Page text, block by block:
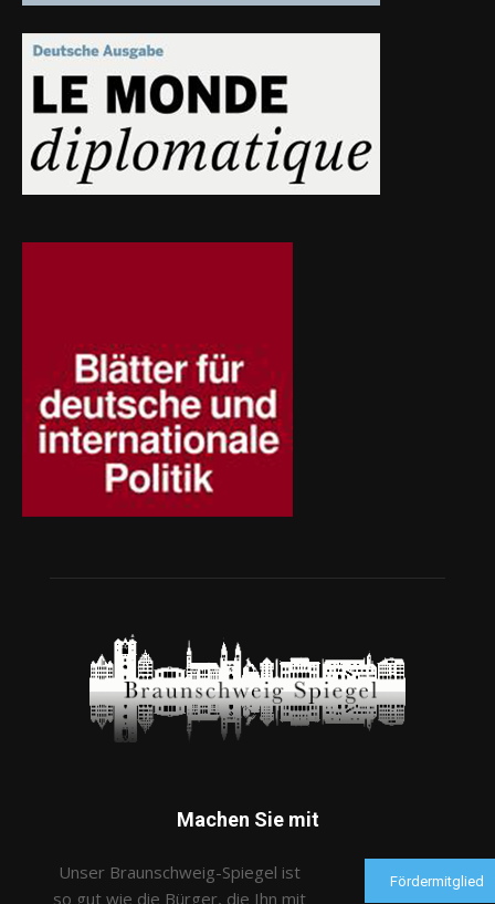
Machen Sie mit
Unser Braunschweig-Spiegel ist
so gut wie die Bürger, die Ihn mit
Fördermitglied